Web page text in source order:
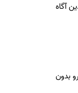
آگاه
بدون